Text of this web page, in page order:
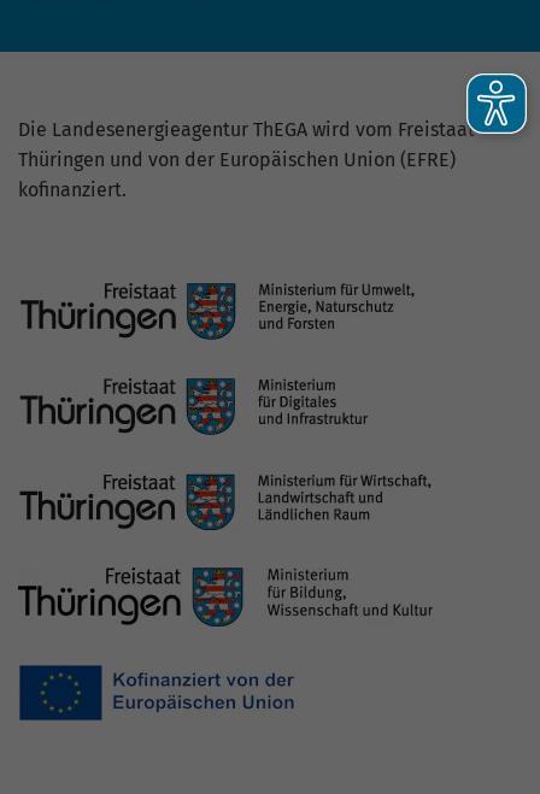
Die Landesenergieagentur ThEGA wird vom Freistaat
Thüringen und von der Europäischen Union (EFRE)
kofinanziert.